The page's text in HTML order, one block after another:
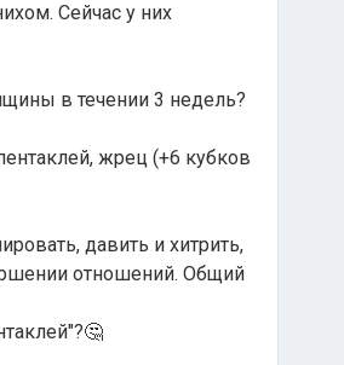
Сейчас у них
в течении 3 недель?
жрец (+6 кубков
давить и хитрить,
отношений. Общий